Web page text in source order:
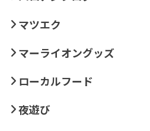
マツエク
マーライオングッズ
ローカルフード
夜遊び